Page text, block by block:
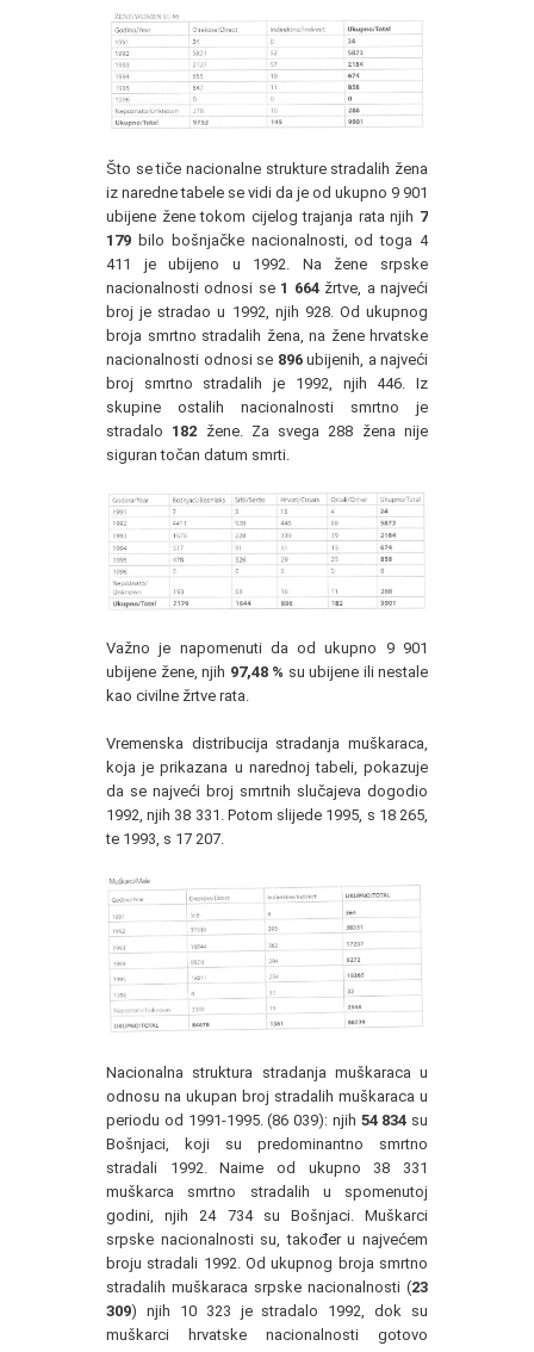
Što se tiče nacionalne strukture stradalih žena
iz naredne tabele se vidi da je od ukupno 9 901
ubijene žene tokom cijelog trajanja rata njih 7
179 bilo bošnjačke nacionalnosti, od toga 4
411 je ubijeno u 1992. Na žene srpske
nacionalnosti odnosi se 1 664žrtve, a najveći
broj je stradao u 1992, njih 928. Od ukupnog
broja smrtno stradalih žena, na žene hrvatske
nacionalnosti odnosi se 896ubijenih, a najveći
broj smrtno stradalih je 1992, njih 446. Iz
skupine ostalih nacionalnosti smrtno je
stradalo 182 žene. Za svega 288 žena nije
siguran točan datum smrti.
Važno je napomenuti da od ukupno 9 901
ubijene žene, njih 97,48 % su ubijene ili nestale
kao civilne žrtve rata.
Vremenska distribucija stradanja muškaraca,
koja je prikazana u narednoj tabeli, pokazuje
da se najveći broj smrtnih slučajeva dogodio
1992, njih 38 331. Potom slijede 1995, s 18 265,
te 1993, s 17 207.
Nacionalna struktura stradanja muškaraca u
odnosu na ukupan broj stradalih muškaraca u
periodu od 1991-1995. (86 039): njih 54 834 su
Bošnjaci, koji su predominantno smrtno
stradali 1992. Naime od ukupno 38 331
muškarca smrtno stradalih u spomenutoj
godini, njih 24 734 su Bošnjaci. Muškarci
srpske nacionalnosti su, također u najvećem
broju stradali 1992. Od ukupnog broja smrtno
stradalih muškaraca srpske nacionalnosti (23
309) njih 10 323 je stradalo 1992, dok su
muškarci hrvatske nacionalnosti gotovo